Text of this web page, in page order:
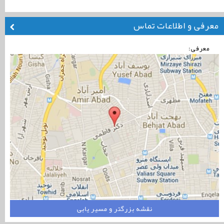
معرفی و اطلاعات تماس
معرفی:
نقشه بزرگتر و مسیر یابی